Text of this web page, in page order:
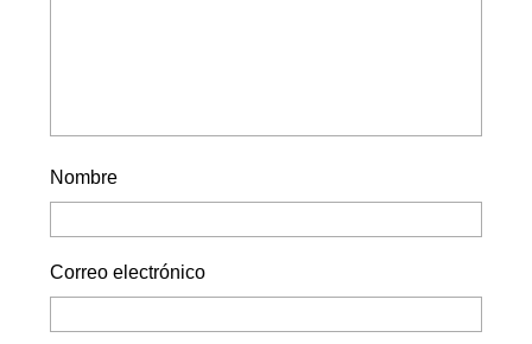
Nombre
Correo electrónico